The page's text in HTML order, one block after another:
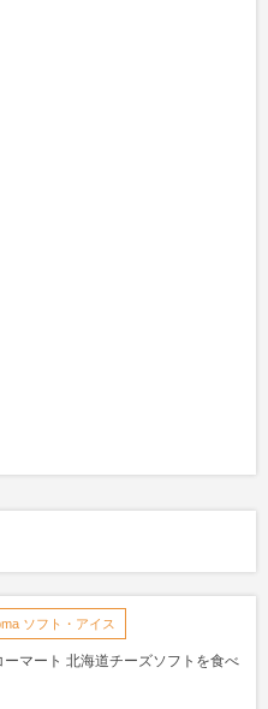
ソフト・アイス
ーマート 北海道チーズソフトを食べ